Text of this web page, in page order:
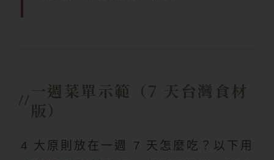
一週菜單示範（7 天台灣食材
版）
4 大原則放在一週 7 天怎麼吃？以下用